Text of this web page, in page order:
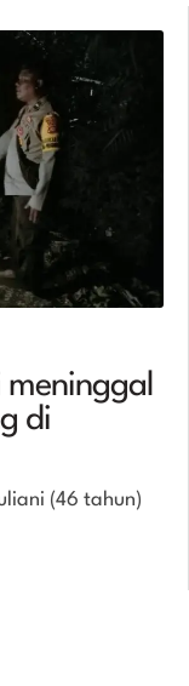
meninggal
di
(46 tahun)